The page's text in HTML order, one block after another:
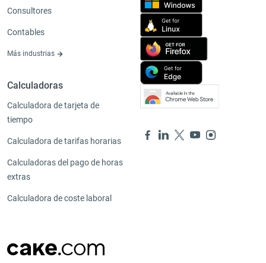
Consultores
Contables
Más industrias
Calculadoras
Calculadora de tarjeta de
tiempo
Calculadora de tarifas horarias
Calculadoras del pago de horas
extras
Calculadora de coste laboral